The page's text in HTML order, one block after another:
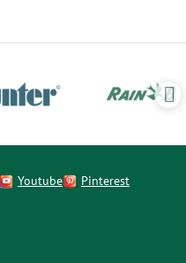
Youtube Pinterest